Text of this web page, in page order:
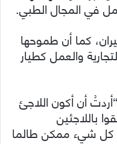
في المجال الطبي.
كما أن طموحها
والعمل كطيار
أن أكون اللاجئ
باللاجئين
كل شيء ممكن طالما